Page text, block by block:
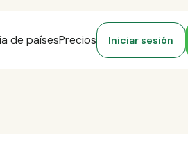
de paísesPrecios Iniciar sesión